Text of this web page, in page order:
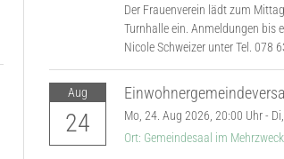
Der Frauenverein lädt zum
Turnhalle ein. Anmeldungen bis
Nicole Schweizer unter Tel. 078
Aug
24 Mo, 24. Aug 2026, 20:00 Uhr- Di,
Ort: Gemeindesaal im